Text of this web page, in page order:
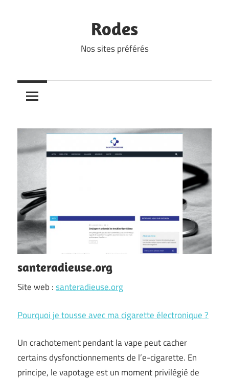
Rodes
Nos sites préférés
santeradieuse.org
Site web :santeradieuse.org
Pourquoi je tousse avec ma cigarette électronique ?
Un crachotement pendant la vape peut cacher
certains dysfonctionnements de l’e-cigarette. En
principe, le vapotage est un moment privilégié de